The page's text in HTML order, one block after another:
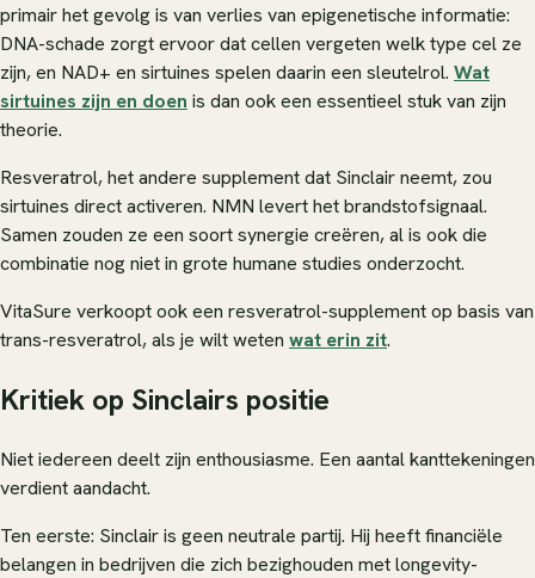
primair het gevolg is van verlies van epigenetische informatie:
DNA-schade zorgt ervoor dat cellen vergeten welk type cel ze
zijn, en NAD+ en sirtuines spelen daarin een sleutelrol. Wat
sirtuines zijn en doen is dan ook een essentieel stuk van zijn
theorie.
Resveratrol, het andere supplement dat Sinclair neemt, zou
sirtuines direct activeren. NMN levert het brandstofsignaal.
Samen zouden ze een soort synergie creëren, al is ook die
combinatie nog niet in grote humane studies onderzocht.
VitaSure verkoopt ook een resveratrol-supplement op basis van
trans-resveratrol, als je wilt weten wat erin zit.
Kritiek op Sinclairs positie
Niet iedereen deelt zijn enthousiasme. Een aantal kanttekeningen
verdient aandacht.
Ten eerste: Sinclair is geen neutrale partij. Hij heeft financiële
belangen in bedrijven die zich bezighouden met longevity-